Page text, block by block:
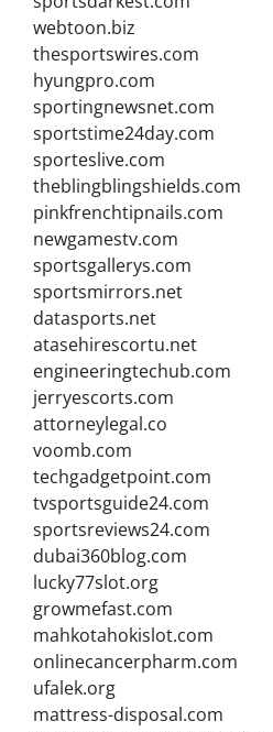
webtoon.biz
thesportswires.com
hyungpro.com
sportingnewsnet.com
sportstime24day.com
sporteslive.com
theblingblingshields.com
pinkfrenchtipnails.com
newgamestv.com
sportsgallerys.com
sportsmirrors.net
datasports.net
atasehirescortu.net
engineeringtechub.com
jerryescorts.com
attorneylegal.co
voomb.com
techgadgetpoint.com
tvsportsguide24.com
sportsreviews24.com
dubai360blog.com
lucky77slot.org
growmefast.com
mahkotahokislot.com
onlinecancerpharm.com
ufalek.org
mattress-disposal.com